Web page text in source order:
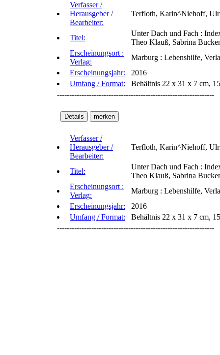
Verfasser /
Herausgeber /
Bearbeiter:
Terfloth, Karin^Niehoff,
Titel:
Unter Dach und Fach :
Theo Klauß, Sabrina
Erscheinungsort :
Verlag:
Marburg : Lebenshilfe,
Erscheinungsjahr:
2016
Umfang / Format:
Behältnis 22 x 31 x 7 cm,
----------------------------------------------------------------
Verfasser /
Herausgeber /
Bearbeiter:
Terfloth, Karin^Niehoff,
Titel:
Unter Dach und Fach :
Theo Klauß, Sabrina
Erscheinungsort :
Verlag:
Marburg : Lebenshilfe,
Erscheinungsjahr:
2016
Umfang / Format:
Behältnis 22 x 31 x 7 cm,
----------------------------------------------------------------